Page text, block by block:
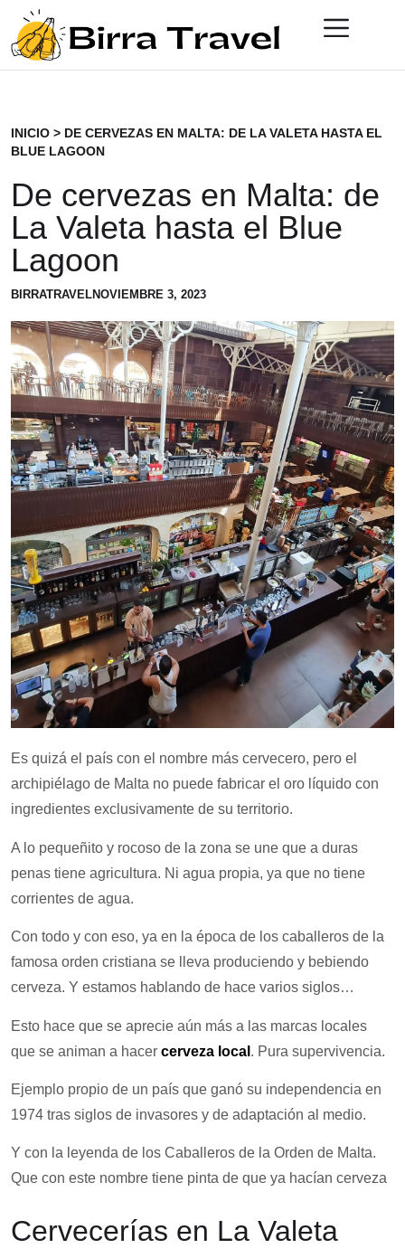
INICIO > DE CERVEZAS EN MALTA: DE LA VALETA HASTA EL
BLUE LAGOON
De cervezas en Malta: de
La Valeta hasta el Blue
Lagoon
BIRRATRAVELNOVIEMBRE 3, 2023
Es quizá el país con el nombre más cervecero, pero el
archipiélago de Malta no puede fabricar el oro líquido con
ingredientes exclusivamente de su territorio.
A lo pequeñito y rocoso de la zona se une que a duras
penas tiene agricultura. Ni agua propia, ya que no tiene
corrientes de agua.
Con todo y con eso, ya en la época de los caballeros de la
famosa orden cristiana se lleva produciendo y bebiendo
cerveza. Y estamos hablando de hace varios siglos…
Esto hace que se aprecie aún más a las marcas locales
que se animan a hacer cerveza local . Pura supervivencia.
Ejemplo propio de un país que ganó su independencia en
1974 tras siglos de invasores y de adaptación al medio.
Y con la leyenda de los Caballeros de la Orden de Malta.
Que con este nombre tiene pinta de que ya hacían cerveza
Cervecerías en La Valeta